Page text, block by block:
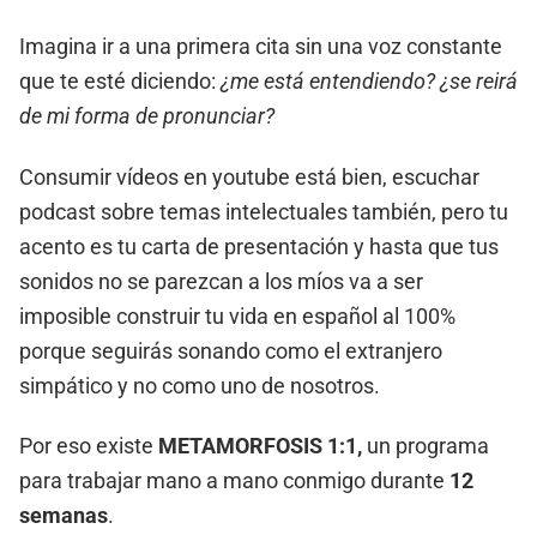
Imagina ir a una primera cita sin una voz constante
que te esté diciendo:¿me está entendiendo? ¿se reirá
de mi forma de pronunciar?
Consumir vídeos en youtube está bien, escuchar
podcast sobre temas intelectuales también, pero tu
acento es tu carta de presentación y hasta que tus
sonidos no se parezcan a los míos va a ser
imposible construir tu vida en español al 100%
porque seguirás sonando como el extranjero
simpático y no como uno de nosotros.
Por eso existe METAMORFOSIS 1:1, un programa
para trabajar mano a mano conmigo durante 12
semanas.